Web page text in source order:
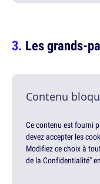
Les grands-
Contenu
Ce contenu est fourni
devez accepter les
Modifiez ce choix à
de la Confidentialité"